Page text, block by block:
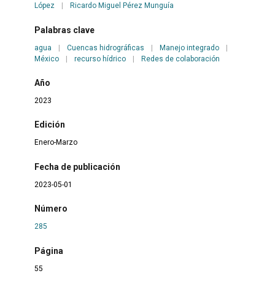
López
Ricardo Miguel Pérez Munguía
Palabras clave
agua | Cuencas hidrográficas | Manejo integrado
|
México
| recurso hídrico | Redes de colaboración
Año
2023
Edición
Enero-Marzo
Fecha de publicación
2023-05-01
Número
285
Página
55